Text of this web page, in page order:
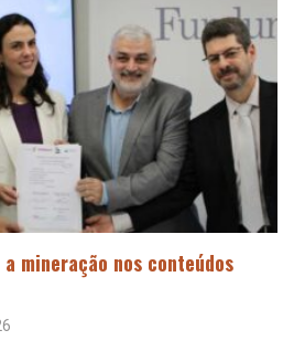
mineração nos conteúdos